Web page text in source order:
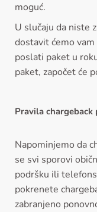
moguć.
U slučaju da niste
dostavit ćemo
poslati paket u
paket, započet će
Pravila chargeback
Napominjemo da
se svi sporovi
podršku ili
pokrenete
zabranjeno